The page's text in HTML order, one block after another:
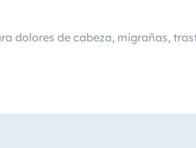
dolores de cabeza, migrañas,